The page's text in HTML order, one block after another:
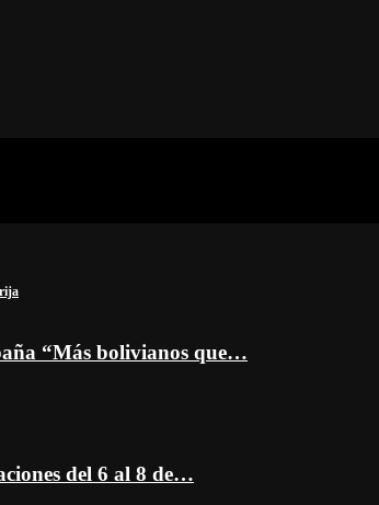
“Más bolivianos que…
del 6 al 8 de…